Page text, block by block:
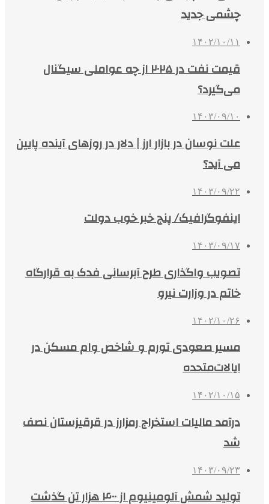
چشمی جدید
۱۴۰۲/۱۰/۱۱
قیمت نفت در ۲۰۲۵ از چه عواملی سیگنال
می‌گیرد؟
۱۴۰۳/۰۹/۱۰
علت نوسان در بازار ارز | دلار در روزهای آینده پایین
می آید؟
۱۴۰۳/۰۹/۲۲
اینفوگرافیک/ پنج خبر خوب دولت
۱۴۰۳/۰۹/۱۷
تصویب واگذاری طرح آبرسانی فدک به قرارگاه
خاتم در وزارت نیرو
۱۴۰۲/۱۰/۲۶
مسیر صعودی تورم و شاخص وام مسکن در
ایالات‌متحده
۱۴۰۲/۱۰/۱۵
درآمد مالیات استخراج رمزارز در قرقیزستان نصف
شد
۱۴۰۳/۰۹/۲۳
تولید شمش آلومینیوم از ۴۰۰ هزار تن گذشت